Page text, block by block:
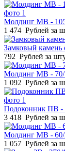
Молдинг МВ -
1 474 Рублей за
Замковый камень
792 Рублей за
Молдинг МВ - 70/
1 092 Рублей за
Подоконник ПВ -
3 418 Рублей за
Молдинг МВ - 60/
1 057 Рублей за